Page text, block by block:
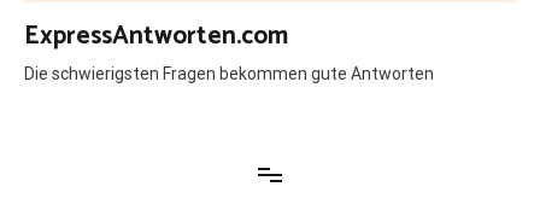
Zum
Inhalt
springen
ExpressAntworten.com
Die schwierigsten Fragen bekommen gute Antworten